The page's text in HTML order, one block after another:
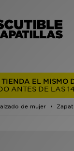
EL MISMO
ANTES DE LAS
de mujer